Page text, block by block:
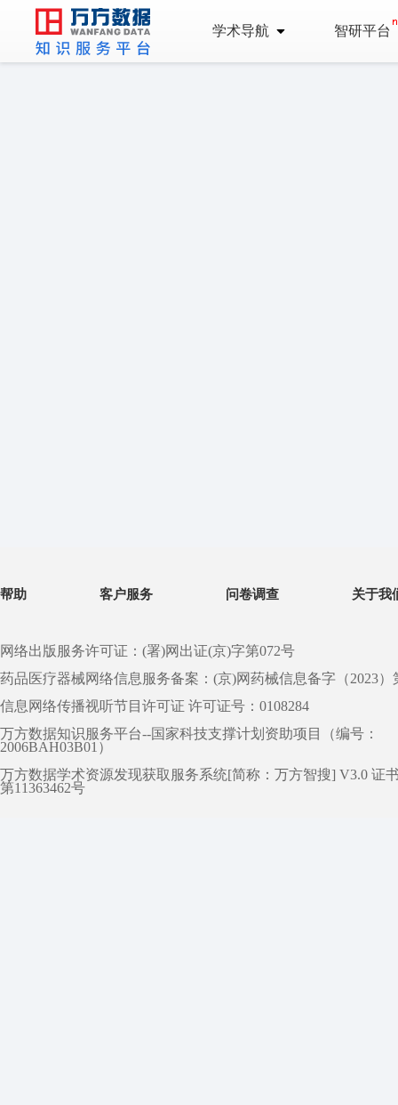
学术导航 智研平台
帮助 客户服务 问卷调查 关于我
网络出版服务许可证：(署)网出证(京)字第072号
药品医疗器械网络信息服务备案：(京)网药械信息备字（2023）
信息网络传播视听节目许可证 许可证号：0108284
万方数据知识服务平台--国家科技支撑计划资助项目（编号：
2006BAH03B01）
万方数据学术资源发现获取服务系统[简称：万方智搜] V3.0 证
第11363462号